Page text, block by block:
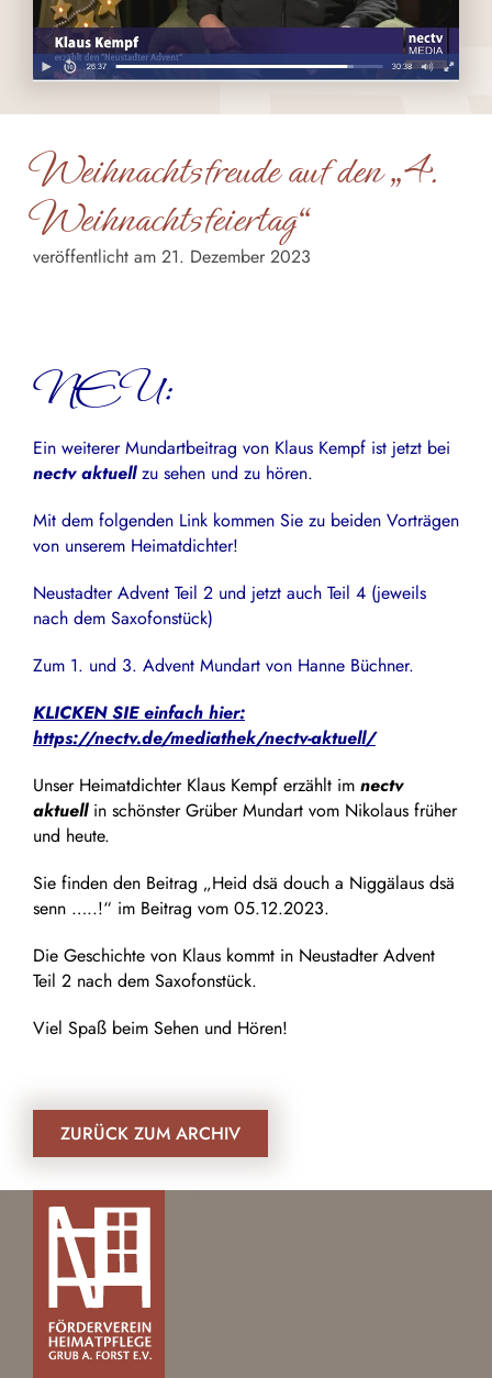
Weihnachtsfreude auf den „4.
Weihnachtsfeiertag“
veröffentlicht am 21. Dezember 2023
NEU:
Ein weiterer Mundartbeitrag von Klaus Kempf ist jetzt bei
nectv aktuellzu sehen und zu hören.
Mit dem folgenden Link kommen Sie zu beiden Vorträgen
von unserem Heimatdichter!
Neustadter Advent Teil 2 und jetzt auch Teil 4 (jeweils
nach dem Saxofonstück)
Zum 1. und 3. Advent Mundart von Hanne Büchner.
KLICKEN SIE einfach hier:
https://nectv.de/mediathek/nectv-aktuell/
Unser Heimatdichter Klaus Kempf erzählt im nectv
aktuellin schönster Grüber Mundart vom Nikolaus früher
und heute.
Sie finden den Beitrag „Heid dsä douch a Niggälaus dsä
senn …..!“ im Beitrag vom 05.12.2023.
Die Geschichte von Klaus kommt in Neustadter Advent
Teil 2 nach dem Saxofonstück.
Viel Spaß beim Sehen und Hören!
ZURÜCK ZUM ARCHIV